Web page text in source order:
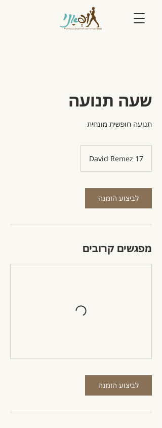
שעה תנועה
תנועה חופשית מונחית
David Remez 17
לביצוע הזמנה
מפגשים קרובים
לביצוע הזמנה